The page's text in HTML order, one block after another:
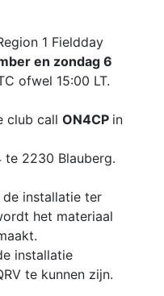
1 Fieldday
en zondag 6
ofwel 15:00 LT.
club call ON4CP in
2230 Blauberg.
de installatie ter
het materiaal
installatie
te kunnen zijn.